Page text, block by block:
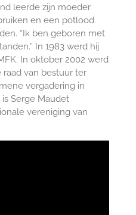
leerde zijn moeder
en een potlood
“Ik ben geboren met
In 1983 werd hij
In oktober 2002 werd
van bestuur ter
vergadering in
is Serge Maudet
vereniging van